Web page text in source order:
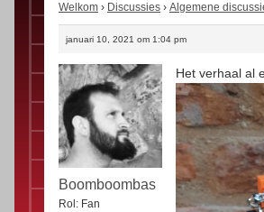
Welkom › Discussies › Algemene
januari 10, 2021 om 1:04 pm
Boomboombas
Rol: Fan
Het verhaal al